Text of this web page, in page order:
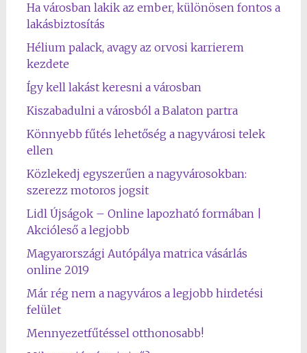
Ha városban lakik az ember, különösen fontos a
lakásbiztosítás
Hélium palack, avagy az orvosi karrierem
kezdete
Így kell lakást keresni a városban
Kiszabadulni a városból a Balaton partra
Könnyebb fűtés lehetőség a nagyvárosi telek
ellen
Közlekedj egyszerűen a nagyvárosokban:
szerezz motoros jogsit
Lidl Újságok – Online lapozható formában |
Akcióleső a legjobb
Magyarországi Autópálya matrica vásárlás
online 2019
Már rég nem a nagyváros a legjobb hirdetési
felület
Mennyezetfűtéssel otthonosabb!